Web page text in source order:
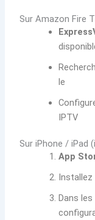
Sur Amazon Fire
le
IPTV
Sur iPhone / iPad
App
Dans